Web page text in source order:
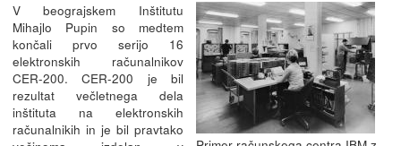
V beograjskem Inštitutu
Mihajlo Pupin so medtem
končali prvo serijo 16
elektronskih računalnikov
CER-200. CER-200 je bil
rezultat večletnega dela
inštituta na elektronskih
računalnikih in je bil pravtako